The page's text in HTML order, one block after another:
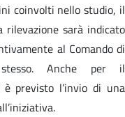
coinvolti nello studio, il
rilevazione sarà indicato
al Comando di
Anche per il
previsto l’invio di una